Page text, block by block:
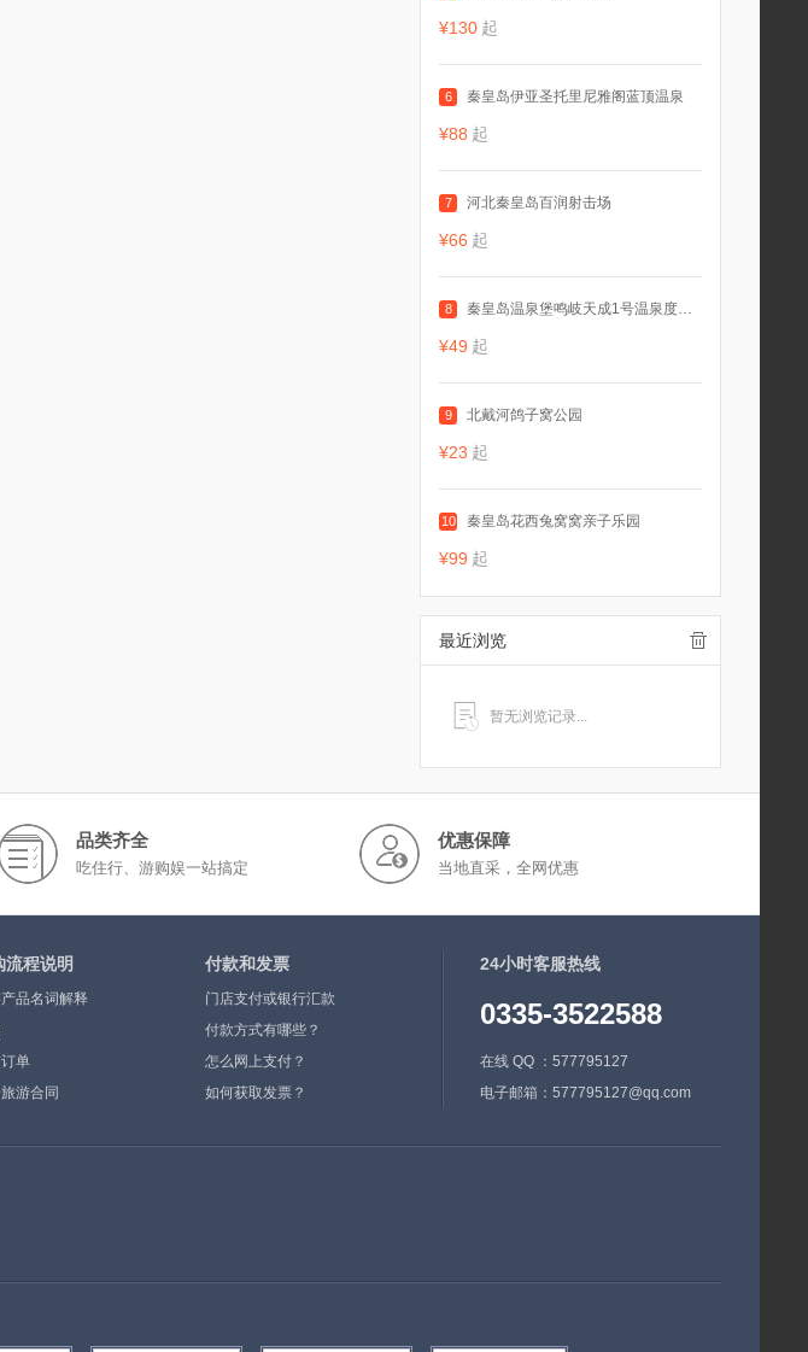
¥130 起
6 秦皇岛伊亚圣托里尼雅阁蓝顶温泉
¥88 起
7 河北秦皇岛百润射击场
¥66 起
8 秦皇岛温泉堡鸣岐天成1号温泉度假村
¥49 起
9 北戴河鸽子窝公园
¥23 起
10 秦皇岛花西兔窝窝亲子乐园
¥99 起
最近浏览
暂无浏览记录...
品类齐全
吃住行、游购娱一站搞定
优惠保障
当地直采，全网优惠
流程说明
品名词解释
单
游合同
付款和发票
门店支付或银行汇款
付款方式有哪些？
怎么网上支付？
如何获取发票？
24小时客服热线
0335-3522588
在线 QQ ：577795127
电子邮箱：577795127@qq.com